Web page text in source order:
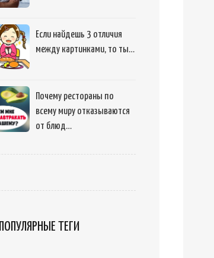
Если найдешь 3 отличия
между картинками, то ты…
Почему рестораны по
всему миру отказываются
от блюд…
ПОПУЛЯРНЫЕ ТЕГИ